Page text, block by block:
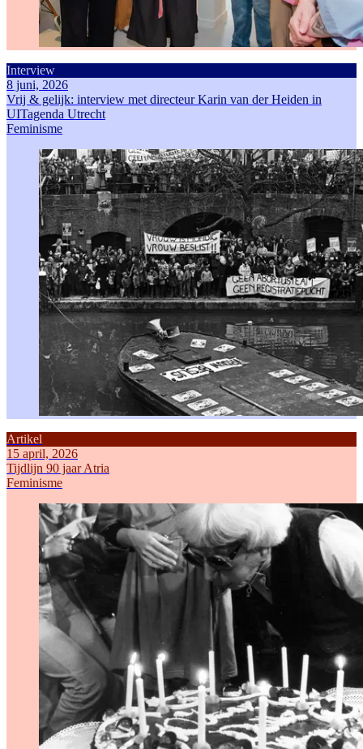
Interview
8 juni, 2026
Vrij & gelijk: interview met directeur Karin van der Heiden in
UITagenda Utrecht
Feminisme
Artikel
15 april, 2026
Tijdlijn 90 jaar Atria
Feminisme